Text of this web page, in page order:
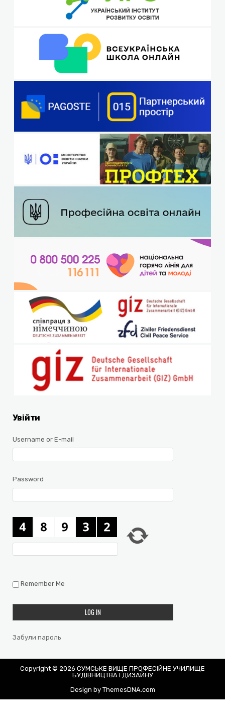
Увійти
Username or E-mail
Password
Remember Me
Забули пароль
Copyright © 2026 СУМСЬКЕ ВИЩЕ ПРОФЕСІЙНЕ УЧИЛИЩЕ
БУДІВНИЦТВА І ДИЗАЙНУ
Design by ThemesDNA.com